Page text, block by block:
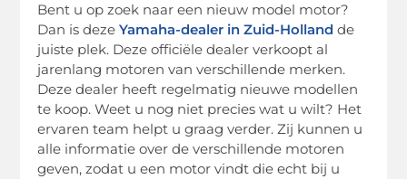
Bent u op zoek naar een nieuw model motor?
Dan is dezeYamaha-dealer in Zuid-Holland de
juiste plek. Deze officiële dealer verkoopt al
jarenlang motoren van verschillende merken.
Deze dealer heeft regelmatig nieuwe modellen
te koop. Weet u nog niet precies wat u wilt? Het
ervaren team helpt u graag verder. Zij kunnen u
alle informatie over de verschillende motoren
geven, zodat u een motor vindt die echt bij u